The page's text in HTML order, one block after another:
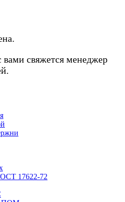
свяжется менеджер
17622-72